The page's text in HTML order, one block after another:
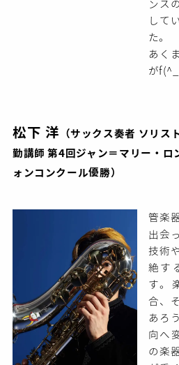
ンス
して
た。
あく
が
松下 洋 （サックス奏者 ソリス
勤講師 第4回ジャン＝マリー・ロ
ォンコンクール優勝）
管楽
出会
技術
絶す
す。
合、
あろ
向へ
の楽